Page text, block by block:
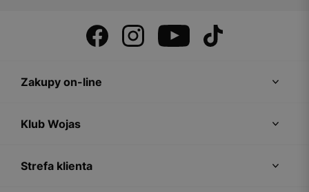
Zakupy on-line
Klub Wojas
Strefa klienta